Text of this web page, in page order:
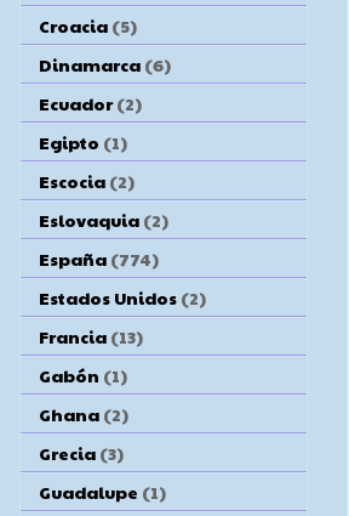
Croacia (5)
Dinamarca (6)
Ecuador (2)
Egipto (1)
Escocia (2)
Eslovaquia (2)
España (774)
Estados Unidos (2)
Francia (13)
Gabón (1)
Ghana (2)
Grecia (3)
Guadalupe (1)